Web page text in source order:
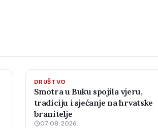
DRUŠTVO
Smotra u Buku spojila vjeru,
tradiciju i sjećanje na hrvatske
branitelje
07. 08. 2026.